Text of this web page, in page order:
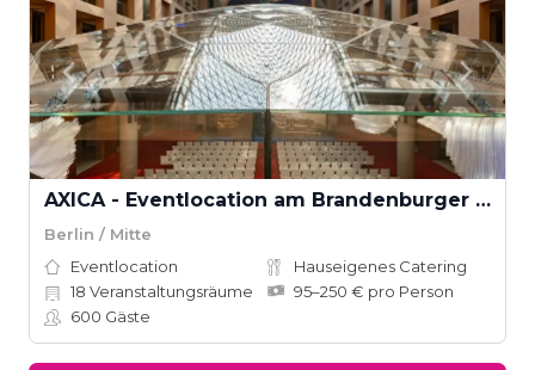
AXICA - Eventlocation am Brandenburger Tor
Berlin / Mitte
Eventlocation
Hauseigenes Catering
18 Veranstaltungsräume
95–250 € pro Person
600 Gäste